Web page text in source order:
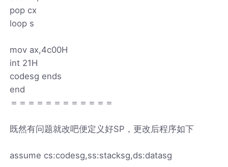
pop cx
loop s
mov ax,4c00H
int 21H
codesg ends
end
＝＝＝＝＝＝＝＝＝＝＝＝
既然有问题就改吧便定义好SP，更改后程序如下
assume cs:codesg,ss:stacksg,ds:datasg